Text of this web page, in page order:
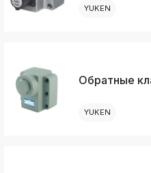
YUKEN
Обратные
YUKEN